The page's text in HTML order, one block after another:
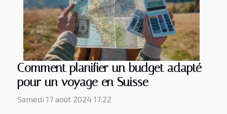
Comment planifier un budget adapté
pour un voyage en Suisse
Samedi 17 août 2024 17:22